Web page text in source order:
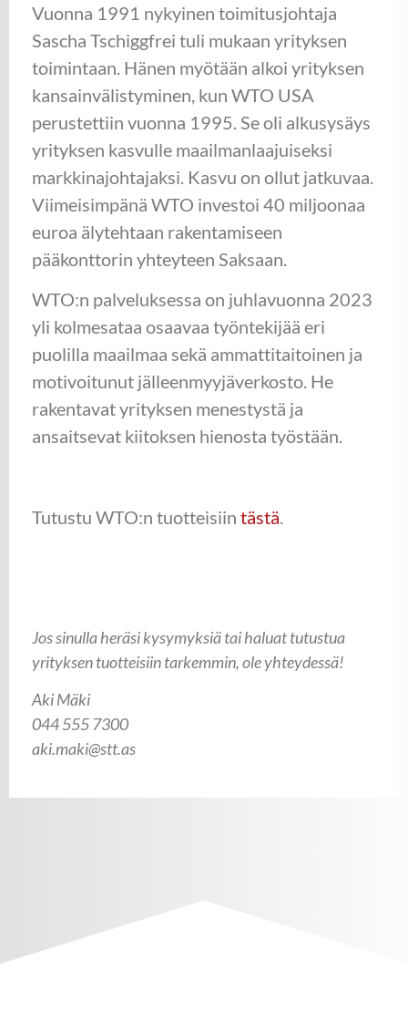
Vuonna 1991 nykyinen toimitusjohtaja
Sascha Tschiggfrei tuli mukaan yrityksen
toimintaan. Hänen myötään alkoi yrityksen
kansainvälistyminen, kun WTO USA
perustettiin vuonna 1995. Se oli alkusysäys
yrityksen kasvulle maailmanlaajuiseksi
markkinajohtajaksi. Kasvu on ollut jatkuvaa.
Viimeisimpänä WTO investoi 40 miljoonaa
euroa älytehtaan rakentamiseen
pääkonttorin yhteyteen Saksaan.
WTO:n palveluksessa on juhlavuonna 2023
yli kolmesataa osaavaa työntekijää eri
puolilla maailmaa sekä ammattitaitoinen ja
motivoitunut jälleenmyyjäverkosto. He
rakentavat yrityksen menestystä ja
ansaitsevat kiitoksen hienosta työstään.
Tutustu WTO:n tuotteisiin tästä
Jos sinulla heräsi kysymyksiä tai haluat tutustua
yrityksen tuotteisiin tarkemmin, ole yhteydessä!
Aki Mäki
044 555 7300
aki.maki@stt.as